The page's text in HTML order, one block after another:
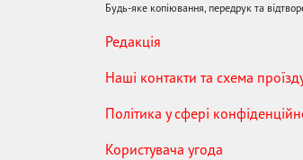
Будь-яке копіювання, передрук та
Редакція
Наші контакти та схема
Політика у сфері
Користувача угода